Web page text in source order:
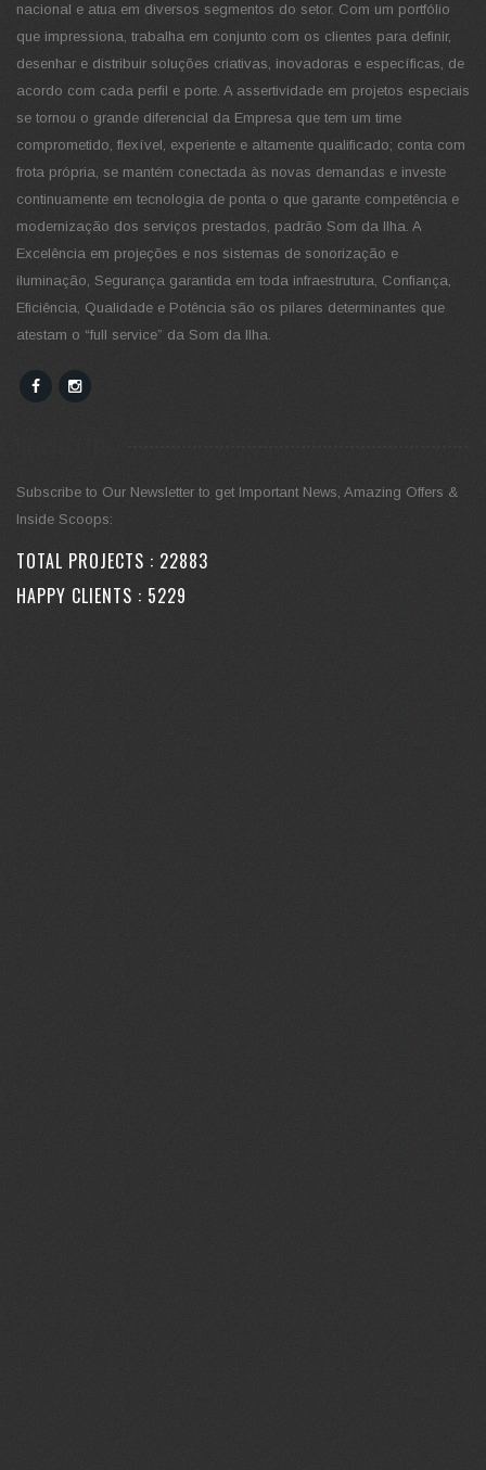
nacional e atua em diversos segmentos do setor. Com um portfólio
que impressiona, trabalha em conjunto com os clientes para definir,
desenhar e distribuir soluções criativas, inovadoras e específicas, de
acordo com cada perfil e porte. A assertividade em projetos especiais
se tornou o grande diferencial da Empresa que tem um time
comprometido, flexível, experiente e altamente qualificado; conta com
frota própria, se mantém conectada às novas demandas e investe
continuamente em tecnologia de ponta o que garante competência e
modernização dos serviços prestados, padrão Som da Ilha. A
Excelência em projeções e nos sistemas de sonorização e
iluminação, Segurança garantida em toda infraestrutura, Confiança,
Eficiência, Qualidade e Potência são os pilares determinantes que
atestam o “full service” da Som da Ilha.
Subscribe to Our Newsletter to get Important News, Amazing Offers &
Inside Scoops:
TOTAL PROJECTS : 30219
HAPPY CLIENTS : 6902